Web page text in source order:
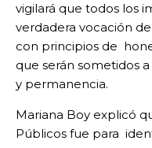
vigilará que todos los
verdadera vocación
con principios de
que serán sometidos
y permanencia.
Mariana Boy explicó
Públicos fue para